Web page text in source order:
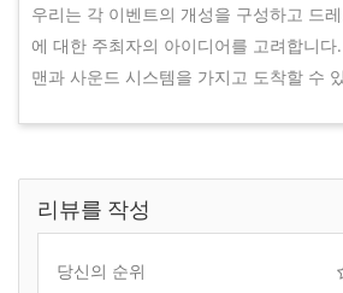
우리는 각 이벤트의 개성을 구성하고 드
에 대한 주최자의 아이디어를 고려합니
맨과 사운드 시스템을 가지고 도착할 수
리뷰를 작성
당신의 순위